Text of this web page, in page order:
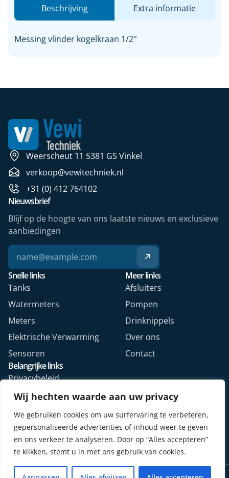
Wij hechten waarde aan uw privacy
We gebruiken cookies om uw surfervaring te verbeteren,
gepersonaliseerde advertenties of inhoud weer te geven
en ons verkeer te analyseren. Door op “Alles accepteren”
te klikken, stemt u in met ons gebruik van cookies.
Beschrijving Extra informatie
Messing vlinder kogelkraan 1/2″
Weerscheut 11 5381 GS Vinkel
verkoop@vewitechniek.nl
+31 (0) 412 764102
Snelle links
Tanks
Watermeters
Meters
Elektrische Verwarming
Sensoren
Meer links
Afsluiters
Pompen
Drinknippels
Over ons
Contact
Belangrijke links
Privacybeleid
Algemene voorwaarden
Veelgestelde vragen
Retourformulier webshop
Nieuwsbrief
Blijf op de hoogte van ons laatste nieuws en exclusieve
aanbiedingen
Copyright © 2026. Alle rechten voorbehouden.